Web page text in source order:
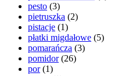
pesto (3)
pietruszka (2)
pistacje (1)
płatki migdałowe (5)
pomarańcza (3)
pomidor(26)
por(1)